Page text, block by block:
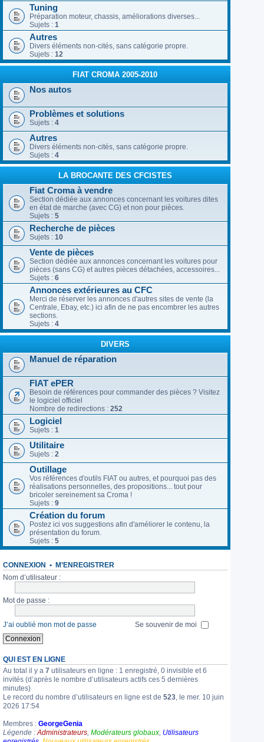
Tuning
Préparation moteur, chassis, améliorations diverses...
Sujets : 1
Autres
Divers éléments non-cités, sans catégorie propre.
Sujets : 12
FIAT CROMA 2005-2010
Nos autos
Problèmes et solutions
Sujets : 4
Autres
Divers éléments non-cités, sans catégorie propre.
Sujets : 4
LA BROCANTE DES CFCISTES
Fiat Croma à vendre
Section dédiée aux annonces concernant les voitures dites
en état de marche (avec CG) et non pour pièces.
Sujets : 5
Recherche de pièces
Sujets : 10
Vente de pièces
Section dédiée aux annonces concernant les voitures pour
pièces (sans CG) et autres pièces détachées, accessoires...
Sujets : 6
Annonces extérieures au CFC
Merci de réserver les annonces d'autres sites de vente (la
Centrale, Ebay, etc.) ici afin de ne pas encombrer les autres
sections.
Sujets : 4
DIVERS
Manuel de réparation
FIAT ePER
Besoin de références pour commander des pièces ? Visitez
le logiciel officiel
Nombre de redirections : 252
Logiciel
Sujets : 1
Utilitaire
Sujets : 2
Outillage
Vos références d'outils FIAT ou autres, et pourquoi pas des
réalisations personnelles, des propositions... tout pour
bricoler sereinement sa Croma !
Sujets : 9
Création du forum
Postez ici vos suggestions afin d'améliorer le contenu, la
présentation du forum.
Sujets : 5
CONNEXION • M’ENREGISTRER
Nom d’utilisateur :
Mot de passe :
J’ai oublié mon mot de passe Se souvenir de moi
QUI EST EN LIGNE
Au total il y a 7 utilisateurs en ligne : 1 enregistré, 0 invisible et 6
invités (d’après le nombre d’utilisateurs actifs ces 5 dernières
minutes)
Le record du nombre d’utilisateurs en ligne est de 523, le mer. 10 juin
2026 17:54
Membres : GeorgeGenia
Légende :Administrateurs, Modérateurs globaux, Utilisateurs